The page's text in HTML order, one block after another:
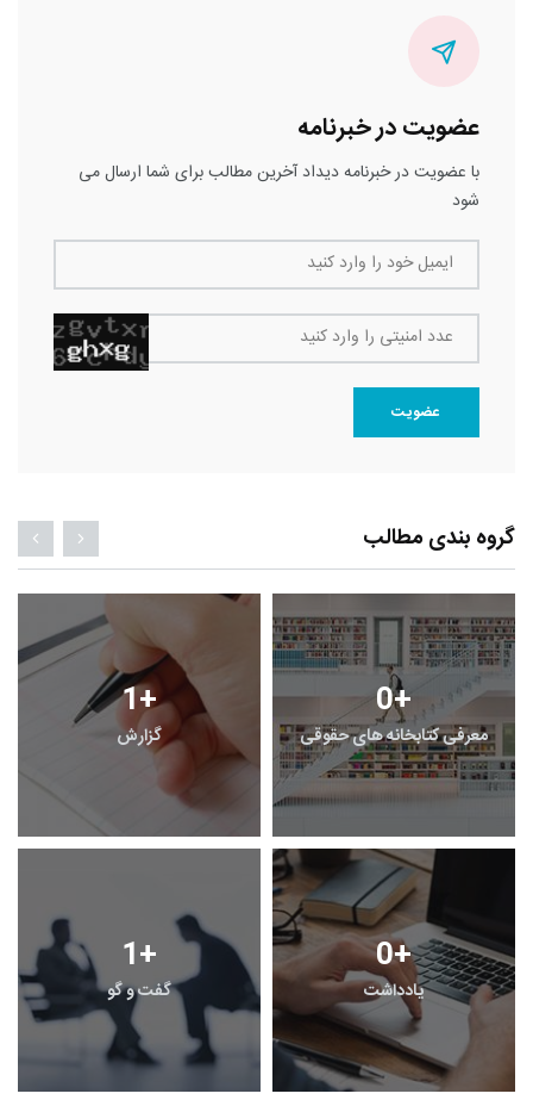
عضویت در خبرنامه
با عضویت در خبرنامه دیداد آخرین مطالب برای شما ارسال می
شود
ایمیل خود را وارد کنید
عدد امنیتی را وارد کنید
عضویت
گروه بندی مطالب
1+
گزارش
0+
معرفی کتابخانه های حقوقی
1+
گفت و گو
0+
یادداشت